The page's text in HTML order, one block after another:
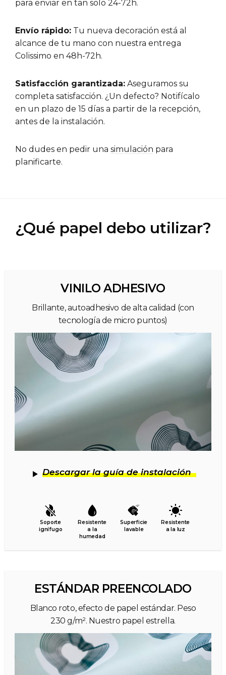
para enviar en tan solo 24-72h.
Envío rápido: Tu nueva decoración está al
alcance de tu mano con nuestra entrega
Colissimo en 48h-72h.
Satisfacción garantizada: Aseguramos su
completa satisfacción. ¿Un defecto? Notifícalo
en un plazo de 15 días a partir de la recepción,
antes de la instalación.
No dudes en pedir una simulación para
planificarte.
¿Qué papel debo utilizar?
VINILO ADHESIVO
Brillante, autoadhesivo de alta calidad (con
tecnología de micro puntos)
Descargar la guía de instalación
Soporte
ignífugo
Resistente
a la
humedad
Superficie
lavable
Resistente
a la luz
ESTÁNDAR PREENCOLADO
Blanco roto, efecto de papel estándar. Peso
230 g/m². Nuestro papel estrella.